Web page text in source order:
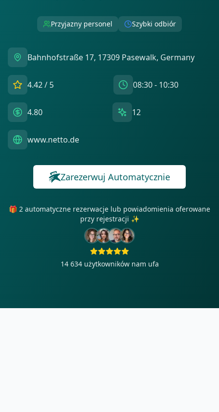
Przyjazny personel Szybki odbiór
Bahnhofstraße 17, 17309 Pasewalk, Germany
4.42/ 5 08:30 - 10:30
4.80 12
www.netto.de
Zarezerwuj Automatycznie
🎁 2 automatyczne rezerwacje lub powiadomienia oferowane
przy rejestracji ✨
14 634 użytkowników nam ufa